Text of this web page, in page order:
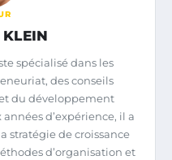
KLEIN
spécialisé dans les
des conseils
du développement
d’expérience, il a
stratégie de croissance
d’organisation et